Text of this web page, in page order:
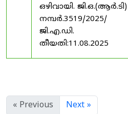
ഒഴിവായി. ജി.ഒ.(ആർ.ടി)
നമ്പർ.3519/2025/
ജി.എ.ഡി.
തീയതി:11.08.2025
« Previous Next »